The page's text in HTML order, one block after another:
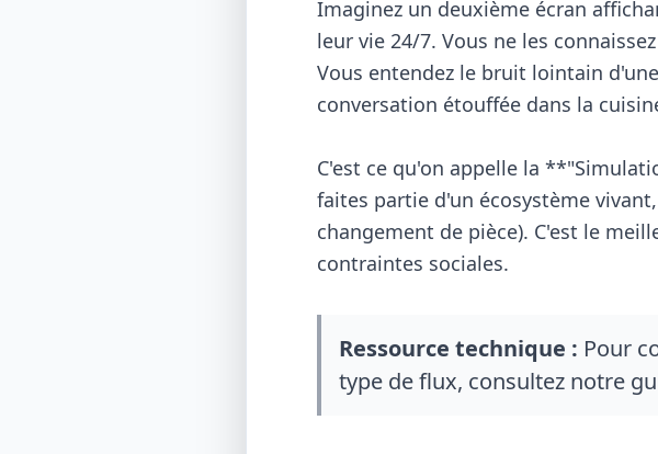
Imaginez un deuxième écran
leur vie 24/7. Vous ne les
Vous entendez le bruit lointain
conversation étouffée dans la
C'est ce qu'on appelle la
faites partie d'un écosystème
changement de pièce). C'est le
contraintes sociales.
Ressource technique : Pour
type de flux, consultez notre